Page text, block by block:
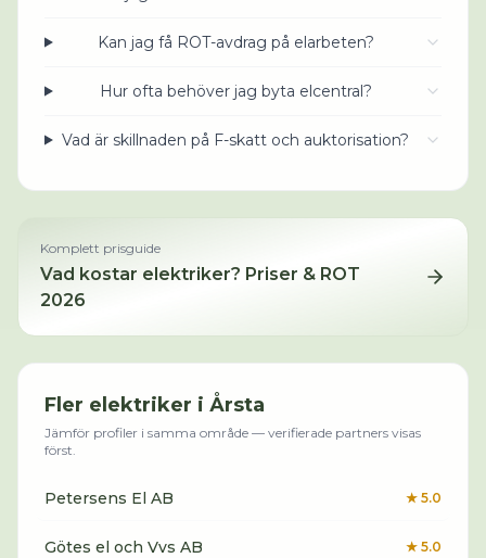
Kan jag få ROT-avdrag på elarbeten?
Hur ofta behöver jag byta elcentral?
Vad är skillnaden på F-skatt och auktorisation?
Komplett prisguide
Vad kostar elektriker? Priser & ROT
2026
Fler elektriker i Årsta
Jämför profiler i samma område — verifierade partners visas
först.
Petersens El AB ★ 5.0
Götes el och Vvs AB ★ 5.0